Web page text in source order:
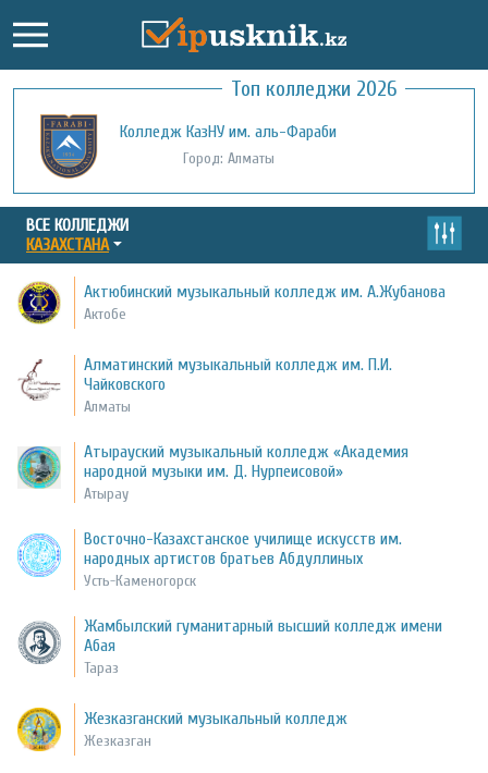
Топ колледжи 2026
Колледж КазНУ им. аль-Фараби
Город: Алматы
ВСЕ КОЛЛЕДЖИ
КАЗАХСТАНА
Актюбинский музыкальный колледж им. А.Жубанова
Актобе
Алматинский музыкальный колледж им. П.И.
Чайковского
Алматы
Атырауский музыкальный колледж «Академия
народной музыки им. Д. Нурпеисовой»
Атырау
Восточно-Казахстанское училище искусств им.
народных артистов братьев Абдуллиных
Усть-Каменогорск
Жамбылский гуманитарный высший колледж имени
Абая
Тараз
Жезказганский музыкальный колледж
Жезказган